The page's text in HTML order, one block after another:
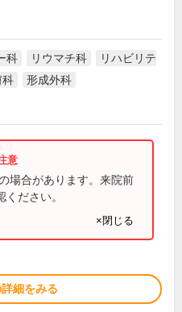
科 リウマチ科
リハビリテ
科 形成外科
)
場合があります。来院前
ださい。
×閉じる
細をみる